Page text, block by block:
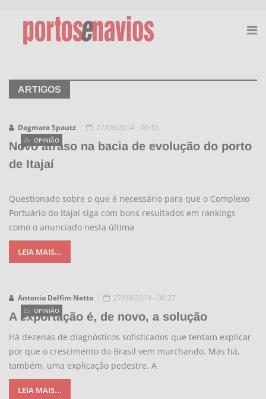
ARTIGOS
Dagmara Spautz
OPINIÃO
27/08/2014 - 00:35
Novo atraso na bacia de evolução do porto
de Itajaí
Questionado sobre o que é necessário para que o Complexo
Portuário do Itajaí siga com bons resultados em rankings
como o anunciado nesta última
LEIA MAIS...
Antonio Delfim Netto
OPINIÃO
27/08/2014 - 00:27
A exportação é, de novo, a solução
Há dezenas de diagnósticos sofisticados que tentam explicar
por que o crescimento do Brasil vem murchando. Mas há,
também, uma explicação pedestre. A
LEIA MAIS...